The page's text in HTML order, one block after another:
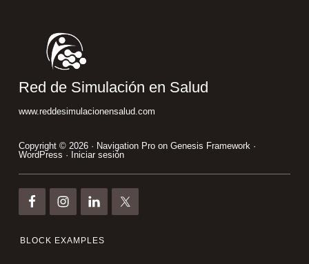
Footer
Red de Simulación en Salud
www.reddesimulacionensalud.com
Copyright © 2026 · Navigation Proon Genesis Framework·
WordPress · Iniciar sesión
BLOCK EXAMPLES